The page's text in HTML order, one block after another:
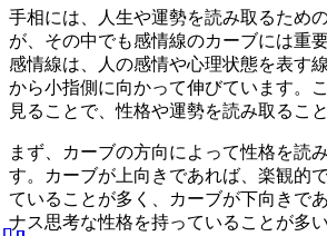
手相には、人生や運勢を読み取るため
が、その中でも感情線のカーブには重
感情線は、人の感情や心理状態を表す
から小指側に向かって伸びています。
見ることで、性格や運勢を読み取るこ
まず、カーブの方向によって性格を読
す。カーブが上向きであれば、楽観的
ていることが多く、カーブが下向きで
ナス思考な性格を持っていることが多